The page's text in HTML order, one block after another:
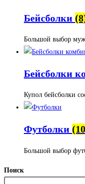
Бейсболки
Большой выбор
Бейсболки
Купол бейсболки
Футболки
Большой выбор
Поиск